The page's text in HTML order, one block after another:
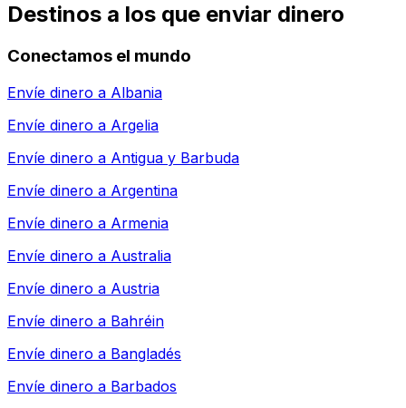
Destinos a los que enviar dinero
Conectamos el mundo
Envíe dinero a Albania
Envíe dinero a Argelia
Envíe dinero a Antigua y Barbuda
Envíe dinero a Argentina
Envíe dinero a Armenia
Envíe dinero a Australia
Envíe dinero a Austria
Envíe dinero a Bahréin
Envíe dinero a Bangladés
Envíe dinero a Barbados